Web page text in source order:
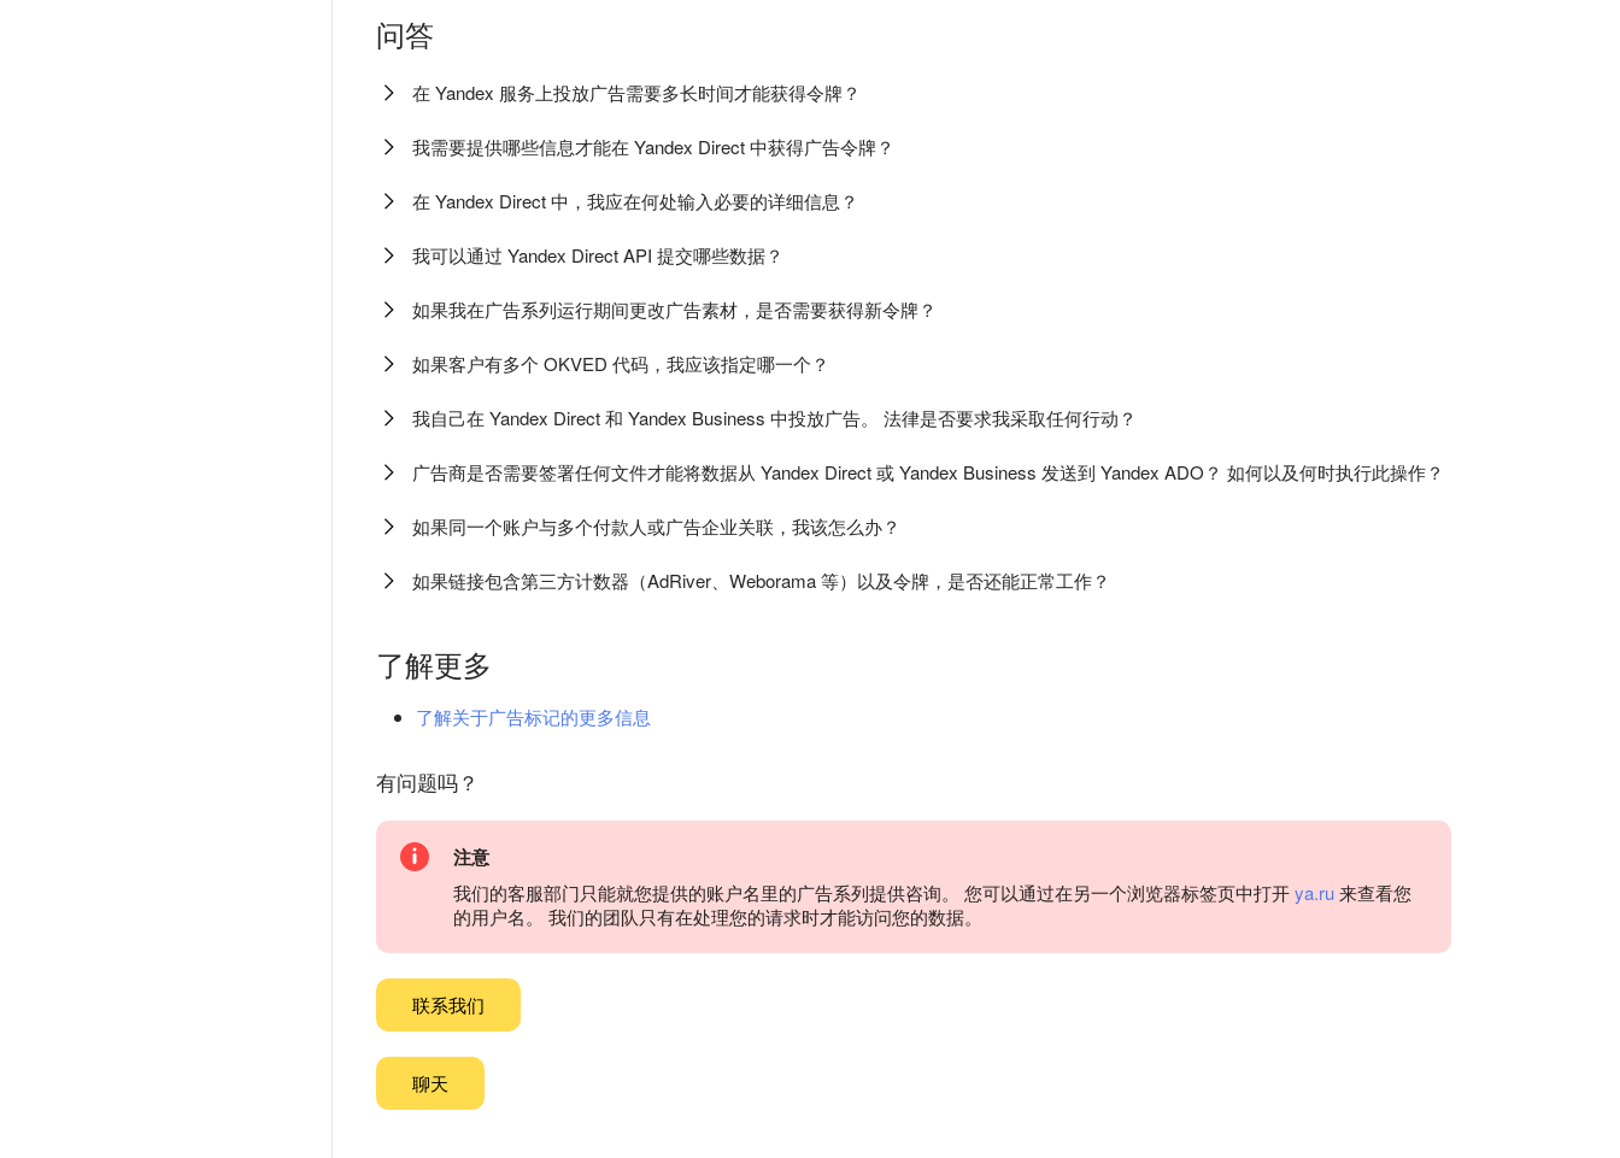
问答
在 Yandex 服务上投放广告需要多长时间才能获得令牌？
我需要提供哪些信息才能在 Yandex Direct 中获得广告令牌？
在 Yandex Direct 中，我应在何处输入必要的详细信息？
我可以通过 Yandex Direct API 提交哪些数据？
如果我在广告系列运行期间更改广告素材，是否需要获得新令牌？
如果客户有多个 OKVED 代码，我应该指定哪一个？
我自己在 Yandex Direct 和 Yandex Business 中投放广告。 法律是否要求我采取任何行动？
广告商是否需要签署任何文件才能将数据从 Yandex Direct 或 Yandex Business 发送到 Yandex ADO？ 如何以及何时执行此操作？
如果同一个账户与多个付款人或广告企业关联，我该怎么办？
如果链接包含第三方计数器（AdRiver、Weborama 等）以及令牌，是否还能正常工作？
了解更多
了解关于广告标记的更多信息
有问题吗？
注意
我们的客服部门只能就您提供的账户名里的广告系列提供咨询。 您可以通过在另一个浏览器标签页中打开ya.ru来查看您
的用户名。 我们的团队只有在处理您的请求时才能访问您的数据。
联系我们
聊天